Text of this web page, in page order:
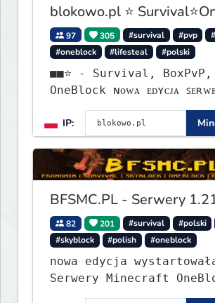
blokowo.pl ⭐
97 305 #survival #pvp
#oneblock
#lifesteal #polski
■■⭐ - Survival, BoxPvP,
OneBlock ɴᴏᴡᴀ ᴇᴅʏᴄᴊᴀ ꜱᴇʀᴡᴇʀᴀ
ᴡʏꜱᴛᴀʀᴛᴏᴡᴀʟᴀ!
IP:
BFSMC.PL - Serwery
82 201 #survival #polski
#skyblock
#polish #oneblock
nowa edycja
Serwery Minecraft
Survival, SkyBlock,